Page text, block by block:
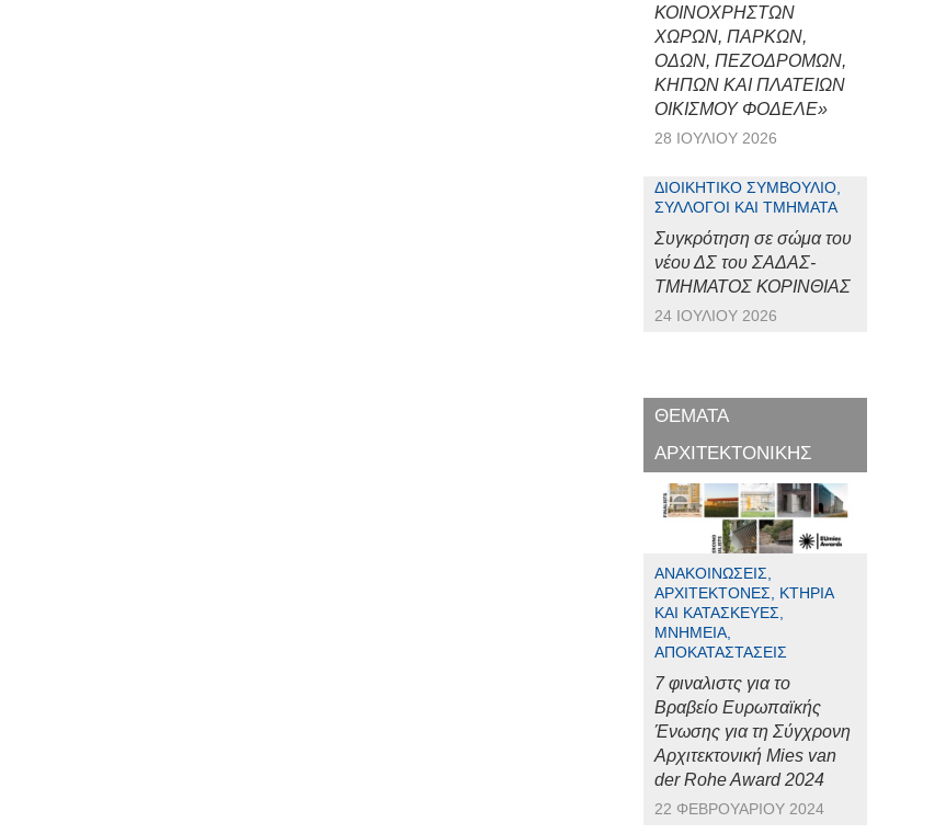
ΚΟΙΝΟΧΡΗΣΤΩΝ
ΧΩΡΩΝ, ΠΑΡΚΩΝ,
ΟΔΩΝ, ΠΕΖΟΔΡΟΜΩΝ,
ΚΗΠΩΝ ΚΑΙ ΠΛΑΤΕΙΩΝ
ΟΙΚΙΣΜΟΥ ΦΟΔΕΛΕ»
28 ΙΟΥΛΊΟΥ 2026
ΔΙΟΙΚΗΤΙΚΌ ΣΥΜΒΟΎΛΙΟ,
ΣΎΛΛΟΓΟΙ ΚΑΙ ΤΜΉΜΑΤΑ
Συγκρότηση σε σώμα του
νέου ΔΣ του ΣΑΔΑΣ-
ΤΜΗΜΑΤΟΣ ΚΟΡΙΝΘΙΑΣ
24 ΙΟΥΛΊΟΥ 2026
ΘΕΜΑΤΑ
ΑΡΧΙΤΕΚΤΟΝΙΚΗΣ
ΑΝΑΚΟΙΝΏΣΕΙΣ,
ΑΡΧΙΤΈΚΤΟΝΕΣ, ΚΤΉΡΙΑ
ΚΑΙ ΚΑΤΑΣΚΕΥΈΣ,
ΜΝΗΜΕΊΑ,
ΑΠΟΚΑΤΑΣΤΆΣΕΙΣ
7 φιναλιστς για το
Βραβείο Ευρωπαϊκής
Ένωσης για τη Σύγχρονη
Αρχιτεκτονική Mies van
der Rohe Award 2024
22 ΦΕΒΡΟΥΑΡΊΟΥ 2024